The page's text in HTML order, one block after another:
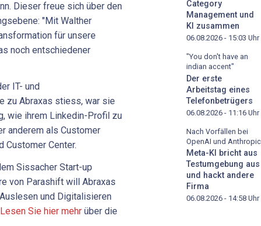
Dieser freue sich über den
"Mit Walther
für unsere
noch entschiedener
IT- und
zu Abraxas stiess, war sie
wie ihrem Linkedin-Profil zu
anderem als Customer
Customer Center.
Sissacher Start-up
von Parashift will Abraxas
und Digitalisieren
Lesen Sie hier mehr über die
Category
Management und
KI zusammen
06.08.2026 - 15:03 Uhr
"You don't have an
indian accent"
Der erste
Arbeitstag eines
Telefonbetrügers
06.08.2026 - 11:16 Uhr
Nach Vorfällen bei
OpenAI und Anthropic
Meta-KI bricht aus
Testumgebung aus
und hackt andere
Firma
06.08.2026 - 14:58 Uhr